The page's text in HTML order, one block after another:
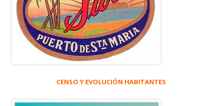
CENSO Y EVOLUCIÓN HABITANTES